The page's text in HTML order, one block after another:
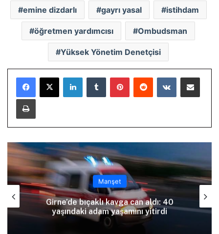
emine dizdarlı gayrı yasal istihdam
öğretmen yardımcısı Ombudsman
Yüksek Yönetim Denetçisi
LinkedInTumblr PinterestReddit VKontakteE-Posta ile paylaş
Yazdır
Manşet
Haftalık trafik raporu: 73 kaza, 1 ölü, 21
yaralı